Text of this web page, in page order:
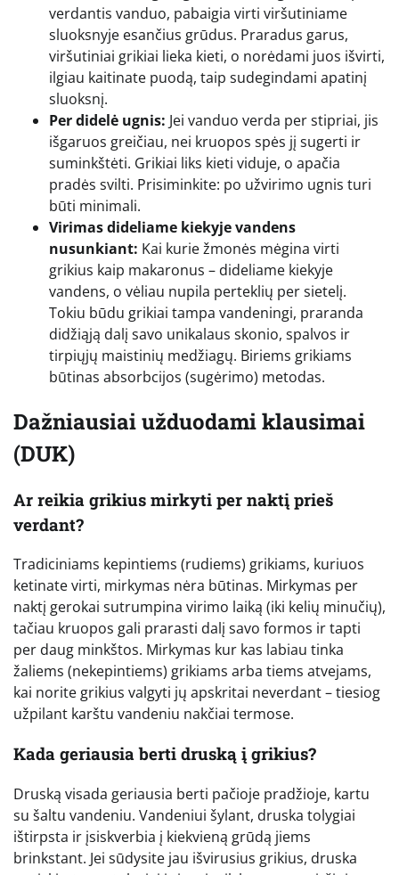
verdantis vanduo, pabaigia virti viršutiniame
sluoksnyje esančius grūdus. Praradus garus,
viršutiniai grikiai lieka kieti, o norėdami juos išvirti,
ilgiau kaitinate puodą, taip sudegindami apatinį
sluoksnį.
Per didelė ugnis: Jei vanduo verda per stipriai, jis
išgaruos greičiau, nei kruopos spės jį sugerti ir
suminkštėti. Grikiai liks kieti viduje, o apačia
pradės svilti. Prisiminkite: po užvirimo ugnis turi
būti minimali.
Virimas dideliame kiekyje vandens
nusunkiant: Kai kurie žmonės mėgina virti
grikius kaip makaronus – dideliame kiekyje
vandens, o vėliau nupila perteklių per sietelį.
Tokiu būdu grikiai tampa vandeningi, praranda
didžiąją dalį savo unikalaus skonio, spalvos ir
tirpiųjų maistinių medžiagų. Biriems grikiams
būtinas absorbcijos (sugėrimo) metodas.
Dažniausiai užduodami klausimai
(DUK)
Ar reikia grikius mirkyti per naktį prieš
verdant?
Tradiciniams kepintiems (rudiems) grikiams, kuriuos
ketinate virti, mirkymas nėra būtinas. Mirkymas per
naktį gerokai sutrumpina virimo laiką (iki kelių minučių),
tačiau kruopos gali prarasti dalį savo formos ir tapti
per daug minkštos. Mirkymas kur kas labiau tinka
žaliems (nekepintiems) grikiams arba tiems atvejams,
kai norite grikius valgyti jų apskritai neverdant – tiesiog
užpilant karštu vandeniu nakčiai termose.
Kada geriausia berti druską į grikius?
Druską visada geriausia berti pačioje pradžioje, kartu
su šaltu vandeniu. Vandeniui šylant, druska tolygiai
ištirpsta ir įsiskverbia į kiekvieną grūdą jiems
brinkstant. Jei sūdysite jau išvirusius grikius, druska